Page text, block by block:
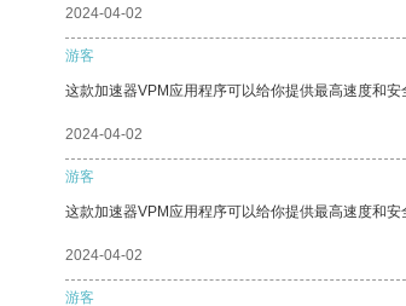
2024-04-02
游客
这款加速器VPM应用程序可以给你提供最高速度和安
2024-04-02
游客
这款加速器VPM应用程序可以给你提供最高速度和安
2024-04-02
游客